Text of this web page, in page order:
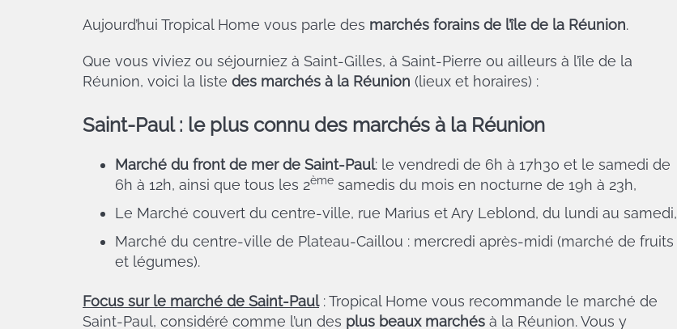
Aujourd’hui Tropical Home vous parle des marchés forains de l’île de la Réunion.
Que vous viviez ou séjourniez à Saint-Gilles, à Saint-Pierre ou ailleurs à l’île de la
Réunion, voici la liste des marchés à la Réunion (lieux et horaires) :
Saint-Paul: le plus connu des marchés à la Réunion
Marché du front de mer de Saint-Paul: le vendredi de 6h à 17h30 et le samedi de
6h à 12h, ainsi que tous les 2ème samedis du mois en nocturne de 19h à 23h,
Le Marché couvert du centre-ville, rue Marius et Ary Leblond, du lundi au samedi,
Marché du centre-ville de Plateau-Caillou : mercredi après-midi (marché de fruits
et légumes).
Focus sur le marché de Saint-Paul: Tropical Home vous recommande le marché de
Saint-Paul, considéré comme l’un des plus beaux marchés à la Réunion. Vous y